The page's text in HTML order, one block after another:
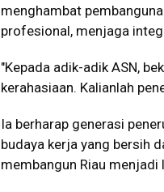
menghambat
profesional, menjaga
"Kepada adik-adik ASN,
kerahasiaan. Kalianlah
Ia berharap generasi
budaya kerja yang bersih
membangun Riau menjadi